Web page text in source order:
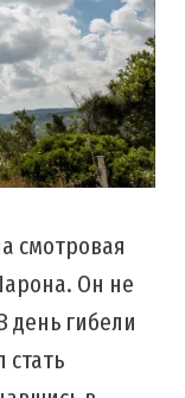
смотровая
Он не
день гибели
стать